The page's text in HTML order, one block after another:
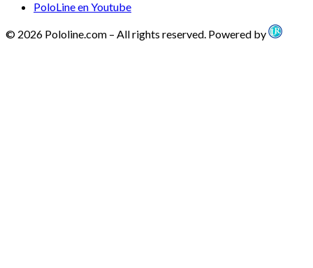
PoloLine en Youtube
© 2026 Pololine.com – All rights reserved. Powered by